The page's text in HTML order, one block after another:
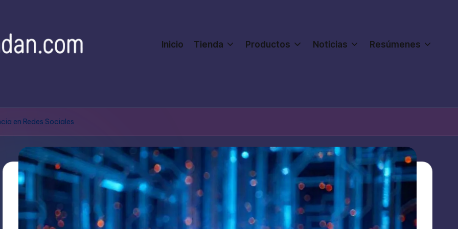
Inicio Tienda Productos Noticias Resúmenes
en Redes Sociales